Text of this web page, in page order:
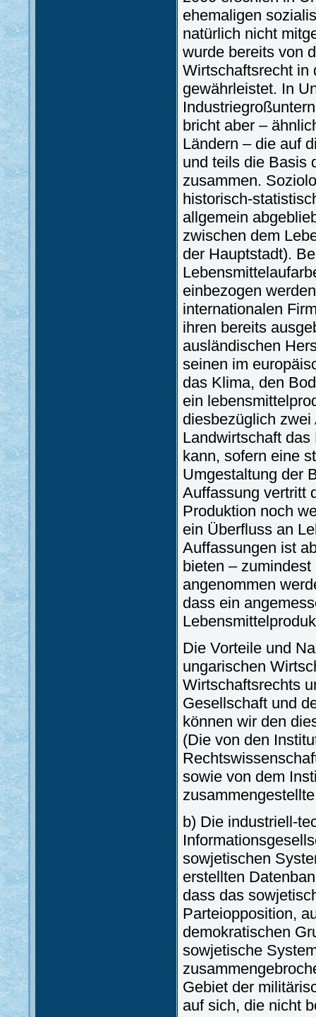
ehemaligen
natürlich nicht
wurde bereits von
Wirtschaftsrecht in
gewährleistet. In
bricht aber –
Ländern – die auf
und teils die Basis
zusammen.
historisch-
allgemein
zwischen dem
der Hauptstadt).
einbezogen
internationalen
ihren bereits
ausländischen
seinen im
das Klima, den
ein
diesbezüglich
Landwirtschaft
kann, sofern eine
Umgestaltung der
Auffassung vertritt
Produktion noch
ein Überfluss an
Auffassungen ist
bieten –
angenommen
dass ein
Die Vorteile und
ungarischen
Wirtschaftsrechts
Gesellschaft und
können wir den
(Die von den
sowie von dem
b) Die industriell-
sowjetischen
erstellten
dass das
Parteiopposition,
demokratischen
sowjetische
Gebiet der
auf sich, die nicht